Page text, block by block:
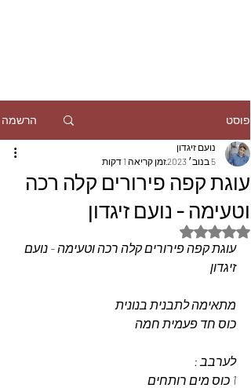
פוסט הרשמה
עוגת קפה פירורים קלה רכה
וטעימה - נועם זיגדון
נועם זיגדון
5 בנוב׳ 2023
זמן קריאה 1 דקות
דירוג של NaN מתוך 5 כוכבים
עוגת קפה פירורים קלה רכה וטעימה - נועם
זיגדון
מתאימה לתבנית בנונית
כוס חד פעמית חמה
לערבב :
1 כוס מים רותחים